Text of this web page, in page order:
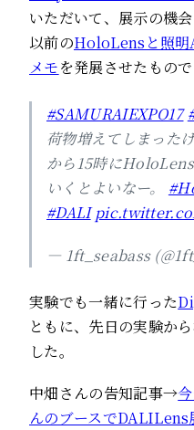
いただいて、展示の機会
以前のHoloLensと照明
メモを発展させたもので
#SAMURAIEXPO17
荷物増えてしまった
から15時に
いくとよいなー。
#DALI
— 1ft_seabass
実験でも一緒に行った
ともに、先日の実験か
した。
中畑さんの告知記事→
んのブースで